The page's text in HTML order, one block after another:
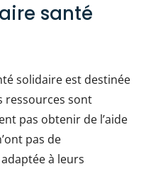
santé
solidaire est destinée
ressources sont
pas obtenir de l’aide
pas de
à leurs